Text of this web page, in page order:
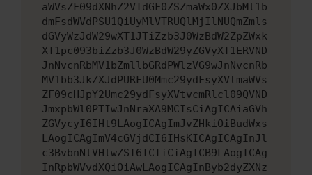
aWVsZF09dXNhZ2VTdGF0ZSZmaWx0ZXJbMl1b
dmFsdWVdPSU1QiUyMlVTRUQlMjIlNUQmZmls
dGVyWzJdW29wXT1JTiZzb3J0WzBdW2ZpZWxk
XT1pc093biZzb3J0WzBdW29yZGVyXT1ERVND
JnNvcnRbMV1bZmllbGRdPWlzVG9wJnNvcnRb
MV1bb3JkZXJdPURFU0Mmc29ydFsyXVtmaWVs
ZF09cHJpY2Umc29ydFsyXVtvcmRlcl09QVND
JmxpbWl0PTIwJnNraXA9MCIsCiAgICAiaGVh
ZGVycyI6IHt9LAogICAgImJvZHkiOiBudWxs
LAogICAgImV4cGVjdCI6IHsKICAgICAgInJl
c3BvbnNlVHlwZSI6ICIiCiAgICB9LAogICAg
InRpbWVvdXQiOiAwLAogICAgInByb2dyZXNz